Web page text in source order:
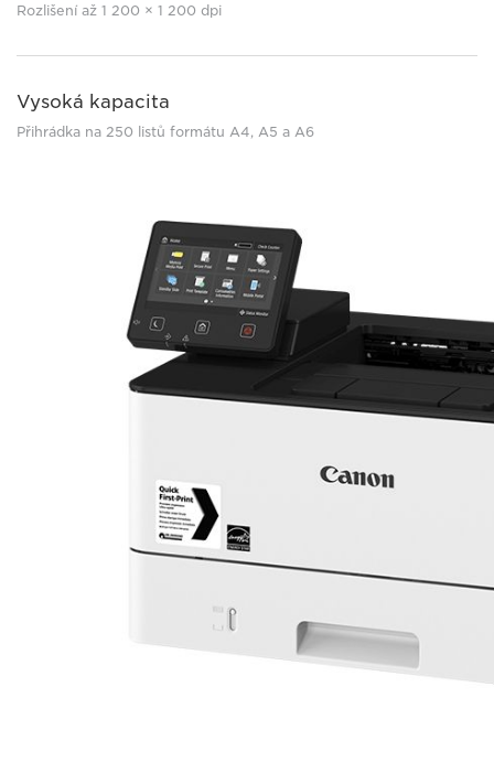
Rozlišení až 1 200 × 1 200 dpi
Vysoká kapacita
Přihrádka na 250 listů formátu A4, A5 a A6